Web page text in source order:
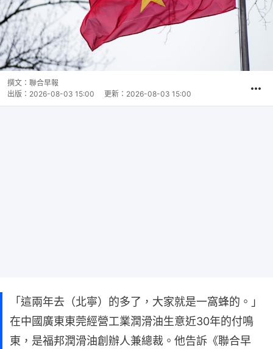
撰文： 聯合早報
出版： 2026-08-03 15:00 更新： 2026-08-03 15:00
「這兩年去（北寧）的多了，大家就是一窩蜂的。」
在中國廣東東莞經營工業潤滑油生意近30年的付鳴
東，是福邦潤滑油創辦人兼總裁。他告訴《聯合早